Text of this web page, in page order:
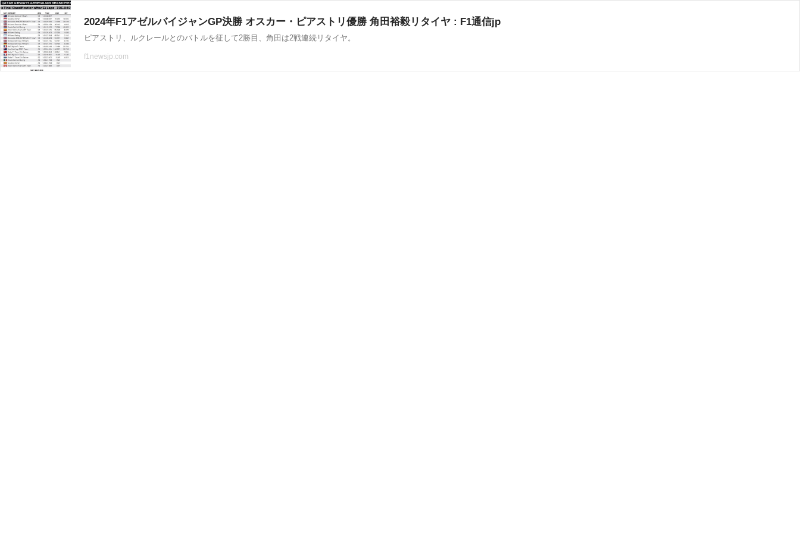
2024年F1アゼルバイジャンGP決勝 オスカー・ピアストリ優勝 角田裕毅リタイヤ : F1通信jp
ピアストリ、ルクレールとのバトルを征して2勝目、角田は2戦連続リタイヤ。
f1newsjp.com